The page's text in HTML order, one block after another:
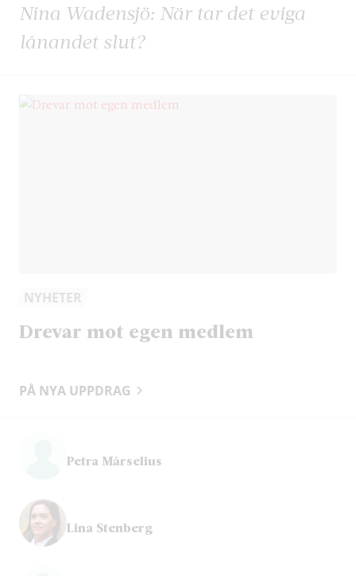
Nina Wadensjö: När tar det eviga
lånandet slut?
NYHETER
Drevar mot egen medlem
PÅ NYA UPPDRAG
Petra Mårselius
Lina Stenberg